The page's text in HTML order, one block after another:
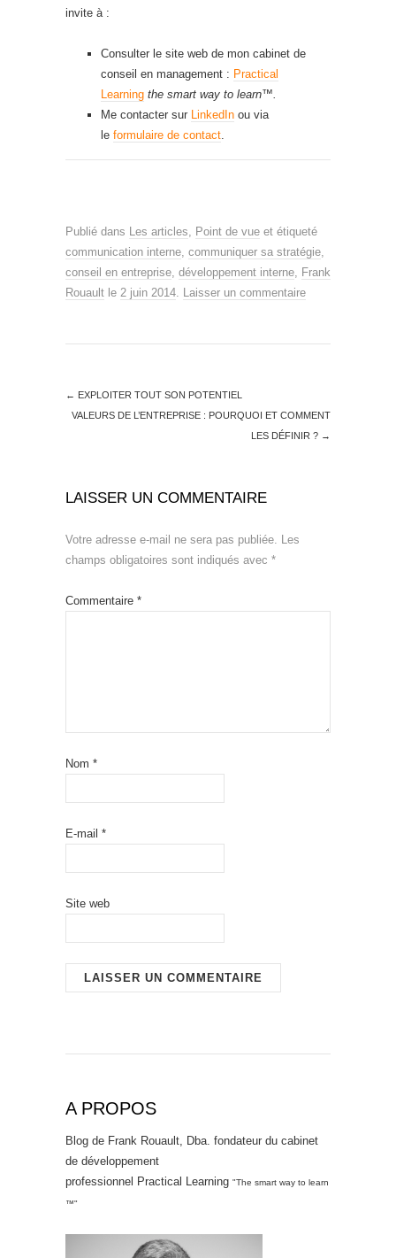
invite à :
Consulter le site web de mon cabinet de
conseil en management : Practical
Learning the smart way to learn™.
Me contacter sur LinkedIn ou via
le formulaire de contact.
Publié dans Les articles, Point de vue et étiqueté
communication interne, communiquer sa stratégie,
conseil en entreprise, développement interne, Frank
Rouault le 2 juin 2014. Laisser un commentaire
← EXPLOITER TOUT SON POTENTIEL
VALEURS DE L’ENTREPRISE : POURQUOI ET COMMENT
LES DÉFINIR ? →
LAISSER UN COMMENTAIRE
Votre adresse e-mail ne sera pas publiée. Les
champs obligatoires sont indiqués avec *
Commentaire *
Nom *
E-mail *
Site web
A PROPOS
Blog de Frank Rouault, Dba. fondateur du cabinet
de développement
professionnel Practical Learning "The smart way to learn
™"